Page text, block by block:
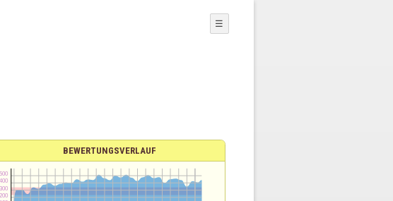
☰
BEWERTUNGSVERLAUF